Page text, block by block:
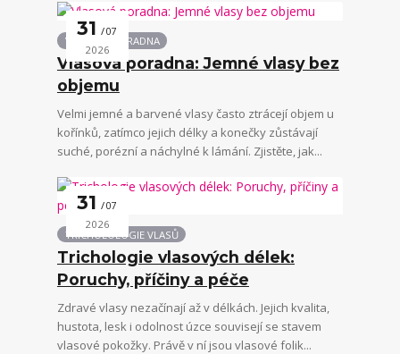
31 07
2026
VLASOVÁ PORADNA
Vlasová poradna: Jemné vlasy bez
objemu
Velmi jemné a barvené vlasy často ztrácejí objem u
kořínků, zatímco jejich délky a konečky zůstávají
suché, porézní a náchylné k lámání. Zjistěte, jak...
31 07
2026
TRICHOLOLOGIE VLASŮ
Trichologie vlasových délek:
Poruchy, příčiny a péče
Zdravé vlasy nezačínají až v délkách. Jejich kvalita,
hustota, lesk i odolnost úzce souvisejí se stavem
vlasové pokožky. Právě v ní jsou vlasové folik...